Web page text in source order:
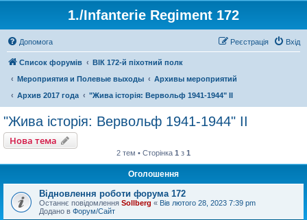
1./Infanterie Regiment 172
Допомога Вхід
Реєстрація
Список форумів
ВІК 172-й піхотний полк
Мероприятия и Полевые выходы
Архивы мероприятий
Архив 2017 года
"Жива історія: Вервольф 1941-1944" ІІ
"Жива історія: Вервольф 1941-1944" ІІ
Нова тема
2 тем • Сторінка 1 з 1
Оголошення
Відновлення роботи форума 172
Останнє повідомлення Sollberg « Вів лютого 28, 2023 7:39 pm
Додано в Форум/Сайт